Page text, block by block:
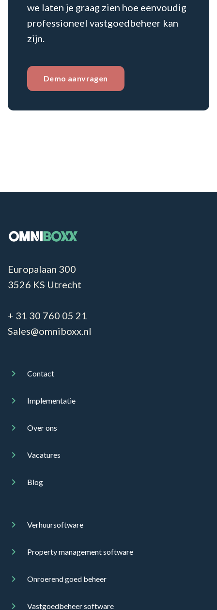
we laten je graag zien hoe eenvoudig
professioneel vastgoedbeheer kan
zijn.
Demo aanvragen
Europalaan 300
3526 KS Utrecht
+ 31 30 760 05 21
Sales@omniboxx.nl
Contact
Implementatie
Over ons
Vacatures
Blog
Verhuursoftware
Property management software
Onroerend goed beheer
Vastgoedbeheer software